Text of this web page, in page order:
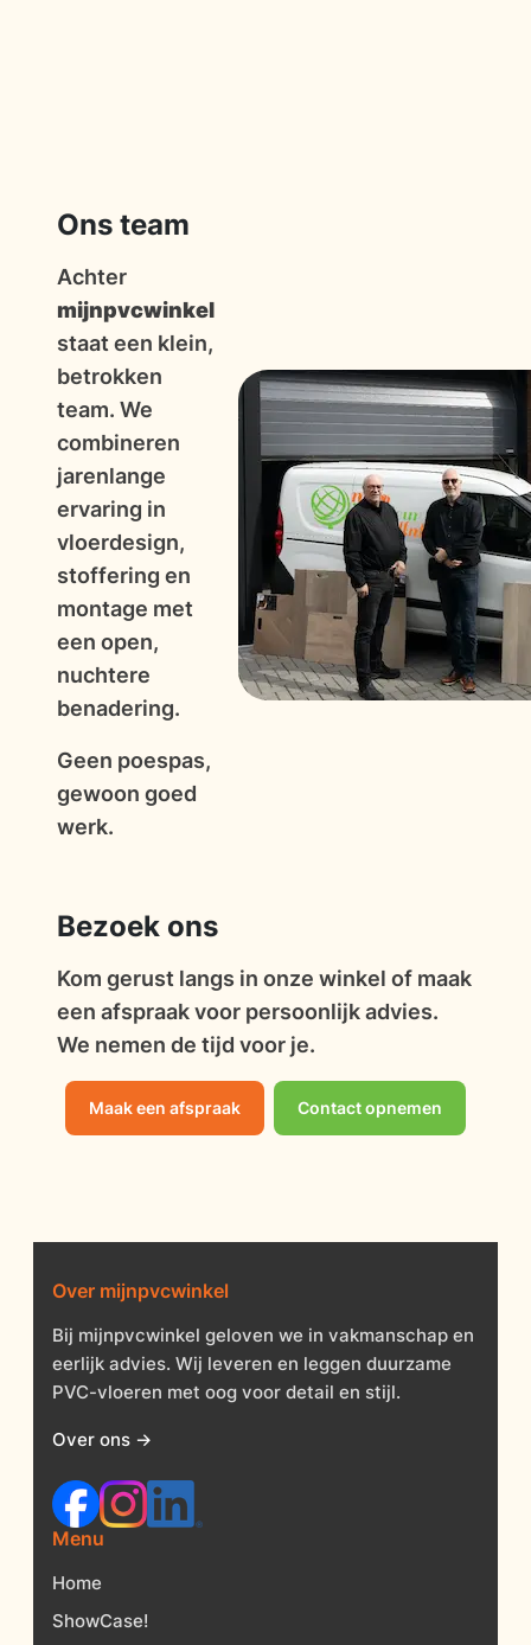
Ons team
Achter
mijnpvcwinkel
staat een klein,
betrokken
team. We
combineren
jarenlange
ervaring in
vloerdesign,
stoffering en
montage met
een open,
nuchtere
benadering.
Geen poespas,
gewoon goed
werk.
Bezoek ons
Kom gerust langs in onze winkel of maak
een afspraak voor persoonlijk advies.
We nemen de tijd voor je.
Maak een afspraak Contact opnemen
Over mijnpvcwinkel
Bij mijnpvcwinkel geloven we in vakmanschap en
eerlijk advies. Wij leveren en leggen duurzame
PVC-vloeren met oog voor detail en stijl.
Over ons →
Menu
Home
ShowCase!